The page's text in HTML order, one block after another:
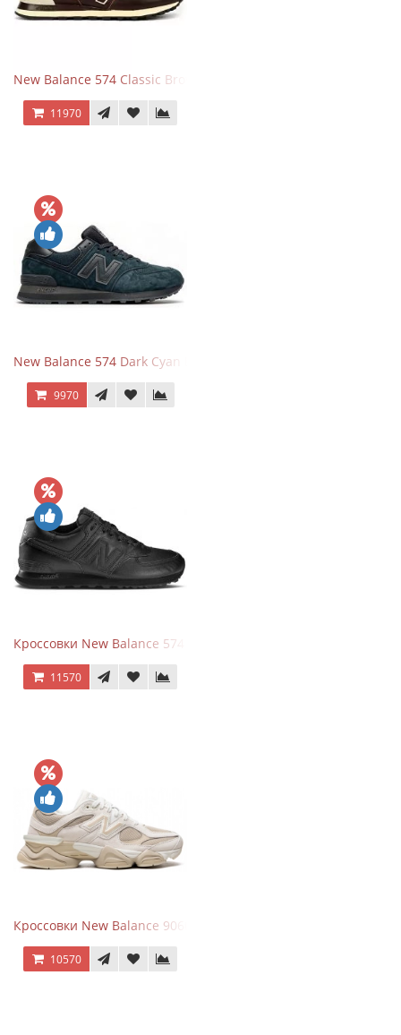
New Balance 574 Classic Brown White
11970
New Balance 574 Dark Cyan Black Suede
9970
Кроссовки New Balance 574 Triple Black Leather
11570
Кроссовки New Balance 9060 Beige White
10570